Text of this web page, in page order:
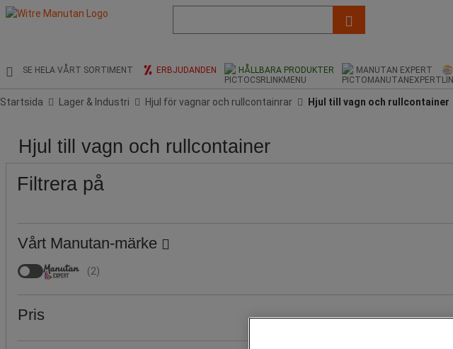
och
SE HELA VÅRT SORTIMENT ERBJUDANDEN HÅLLBARA PRODUKTER MANUTAN EXPERT
Startsida Lager & Industri Hjul för vagnar och rullcontainrar Hjul till vagn och rullcontainer
Hjul till vagn och rullcontainer
Filtrera på
Vårt Manutan-märke
(2)
Pris
Pris
Populära
märken
Produktens
ursprung
Stock
Hjul
Hjul
kraft
(Räckvidd)
Hjul
diameter
(Räckvidd)
Däck,
material
Miljö
för
användning
av
Hjul,
användning
Broms